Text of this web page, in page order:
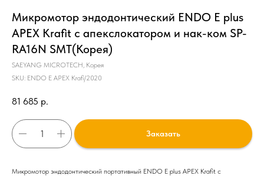
Микромотор эндодонтический ENDO E plus
APEX Krafit с апекслокатором и нак-ком SP-
RA16N SMT(Корея)
SAEYANG MICROTECH, Корея
SKU: ENDO E APEX Krafi/2020
81 685 р.
Заказать
Микромотор эндодонтический портативный ENDO E plus APEX Krafit с